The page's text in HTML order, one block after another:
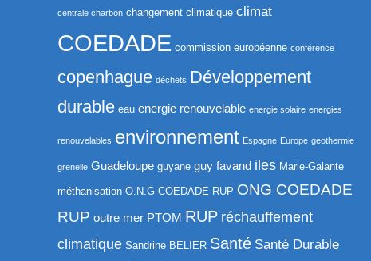
centrale charbon changement climatique climat
COEDADE commission européenne conférence
copenhague déchets Développement
durable eau energie renouvelable energie solaire energies
renouvelables environnement Espagne Europe geothermie
grenelle Guadeloupe guyane guy favand iles Marie-Galante
méthanisation O.N.G COEDADE RUP ONG COEDADE
RUP outre mer PTOM RUP réchauffement
climatique Sandrine BELIER Santé Santé Durable